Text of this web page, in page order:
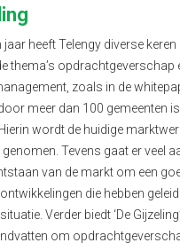
jaar heeft Telengy diverse
thema’s opdrachtgeverschap
zoals in de
meer dan 100 gemeenten is
wordt de huidige
Tevens gaat er veel
van de markt om een
die hebben
Verder biedt ‘De
om